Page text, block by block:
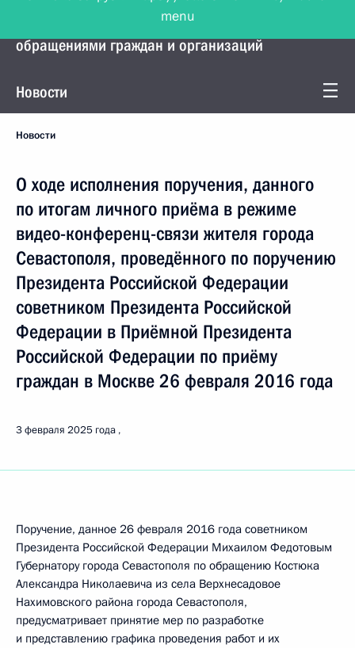
Управление Президента по работе с
обращениями граждан и организаций
Новости
Новости
О ходе исполнения поручения, данного
по итогам личного приёма в режиме
видео-конференц-связи жителя города
Севастополя, проведённого по поручению
Президента Российской Федерации
советником Президента Российской
Федерации в Приёмной Президента
Российской Федерации по приёму
граждан в Москве 26 февраля 2016 года
3 февраля 2025 года
Поручение, данное 26 февраля 2016 года советником
Президента Российской Федерации Михаилом Федотовым
Губернатору города Севастополя по обращению Костюка
Александра Николаевича из села Верхнесадовое
Нахимовского района города Севастополя,
предусматривает принятие мер по разработке
и представлению графика проведения работ и их
menu